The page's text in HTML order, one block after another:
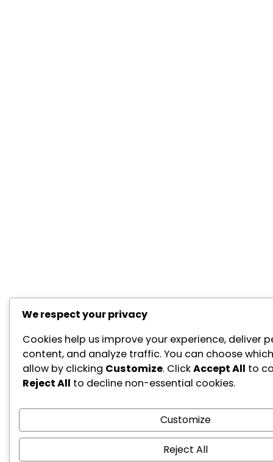
We respect your privacy
Cookies help us improve your experience, deliver
content, and analyze traffic. You can choose
allow by clicking Customize. ClickAccept All to
Reject All to decline non-essential cookies.
Customize
Reject All